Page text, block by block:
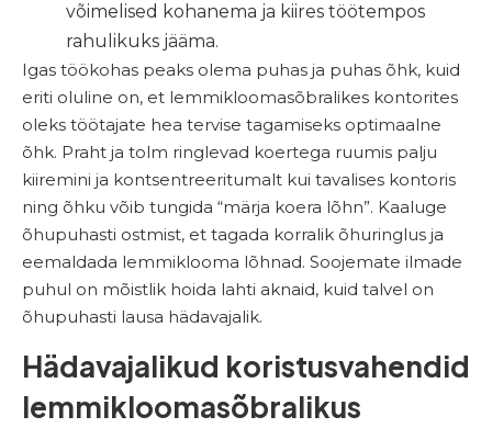
võimelised kohanema ja kiires töötempos
rahulikuks jääma.
Igas töökohas peaks olema puhas ja puhas õhk, kuid
eriti oluline on, et lemmikloomasõbralikes kontorites
oleks töötajate hea tervise tagamiseks optimaalne
õhk. Praht ja tolm ringlevad koertega ruumis palju
kiiremini ja kontsentreeritumalt kui tavalises kontoris
ning õhku võib tungida “märja koera lõhn”. Kaaluge
õhupuhasti ostmist, et tagada korralik õhuringlus ja
eemaldada lemmiklooma lõhnad. Soojemate ilmade
puhul on mõistlik hoida lahti aknaid, kuid talvel on
õhupuhasti lausa hädavajalik.
Hädavajalikud koristusvahendid
lemmikloomasõbralikus